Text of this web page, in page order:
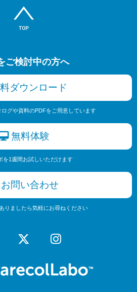
ご検討中の方へ
ダウンロード
グや資料のPDFをご用意しています
無料体験
を1週間お試しいただけます
お問い合わせ
りましたら気軽にお尋ねください